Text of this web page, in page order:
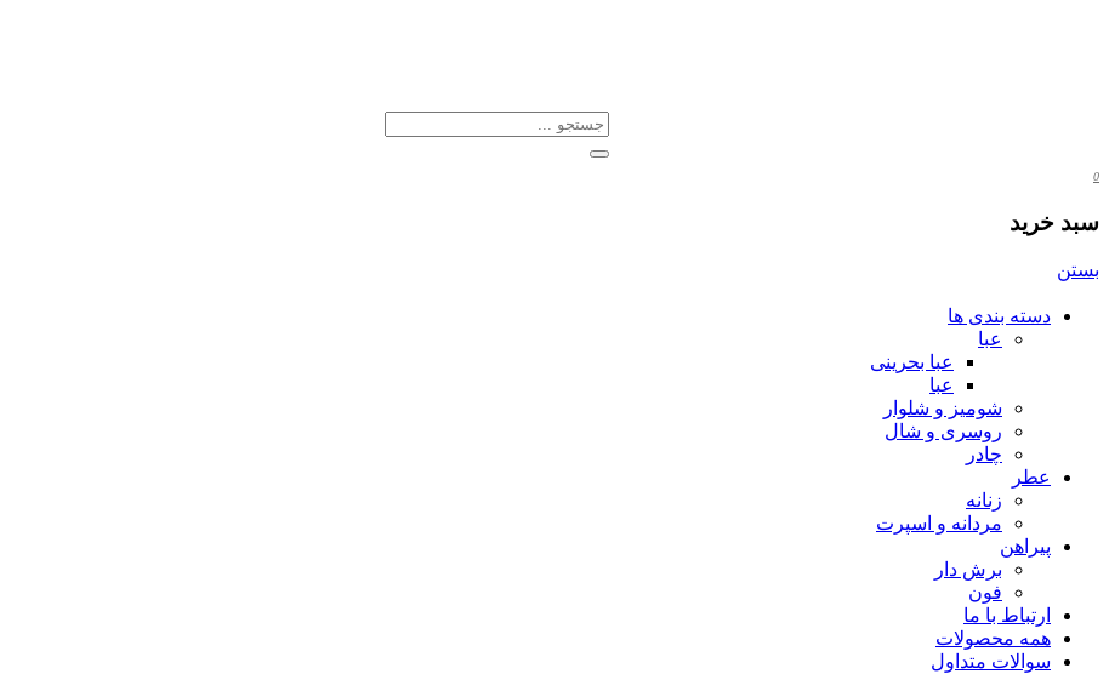
0
سبد خرید
بستن
دسته بندی ها
عبا
عبا بحرینی
عبا
شومیز و شلوار
روسری و شال
چادر
عطر
زنانه
مردانه و اسپرت
پیراهن
برش دار
فون
ارتباط با ما
همه محصولات
سوالات متداول